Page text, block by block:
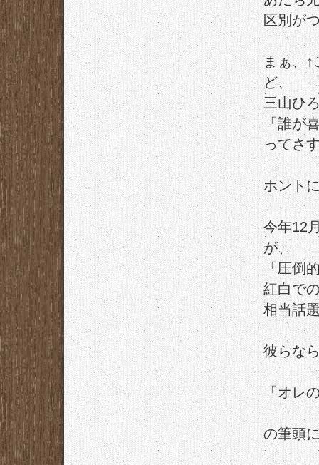
区別が
まぁ、
ど、
三山ひ
「誰が
ってさ
ホント
今年12
が、
「圧倒
紅白で
相当話
彼らな
「オレ
の筆頭